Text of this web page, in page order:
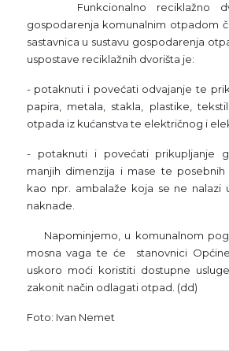
Funkcionalno reciklažno
gospodarenja komunalnim otpadom
sastavnica u sustavu gospodarenja
uspostave reciklažnih dvorišta je:
- potaknuti i povećati odvajanje te
papira, metala, stakla, plastike,
otpada iz kućanstva te električnog i
- potaknuti i povećati prikupljanje
manjih dimenzija i mase te
kao npr. ambalaže koja se ne nalazi
naknade.
Napominjemo, u komunalnom
mosna vaga te će stanovnici
uskoro moći koristiti dostupne
zakonit način odlagati otpad. (dd)
Foto: Ivan Nemet